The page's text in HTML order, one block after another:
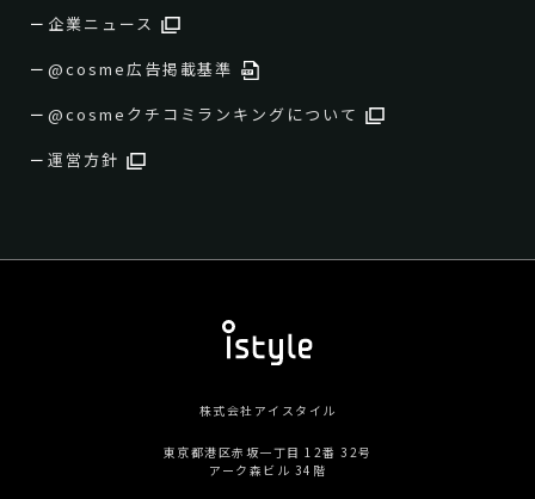
企業ニュース
@cosme広告掲載基準
@cosmeクチコミランキングについて
運営方針
株式会社アイスタイル
東京都港区赤坂一丁目 12番 32号
アーク森ビル 34階